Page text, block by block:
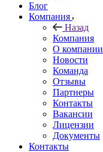
Блог
Компания
Назад
Компания
О компании
Новости
Команда
Отзывы
Партнеры
Контакты
Вакансии
Лицензии
Документы
Контакты